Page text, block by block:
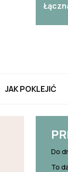
JAK POKLEJIĆ
Do
To